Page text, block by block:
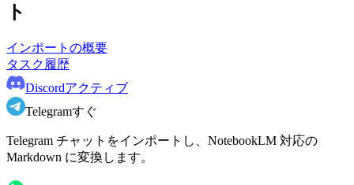
ト
インポートの概要
タスク履歴
Discordアクティブ
Telegramすぐ
Telegram チャットをインポートし、NotebookLM 対応の
Markdown に変換します。